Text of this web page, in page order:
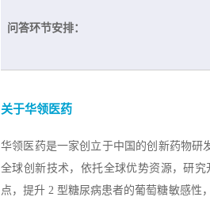
问答环节安排：
关于华领医药
华领医药是一家创立于中国的创新药物研
全球创新技术，依托全球优势资源，研
点，提升 2 型糖尿病患者的葡萄糖敏感性